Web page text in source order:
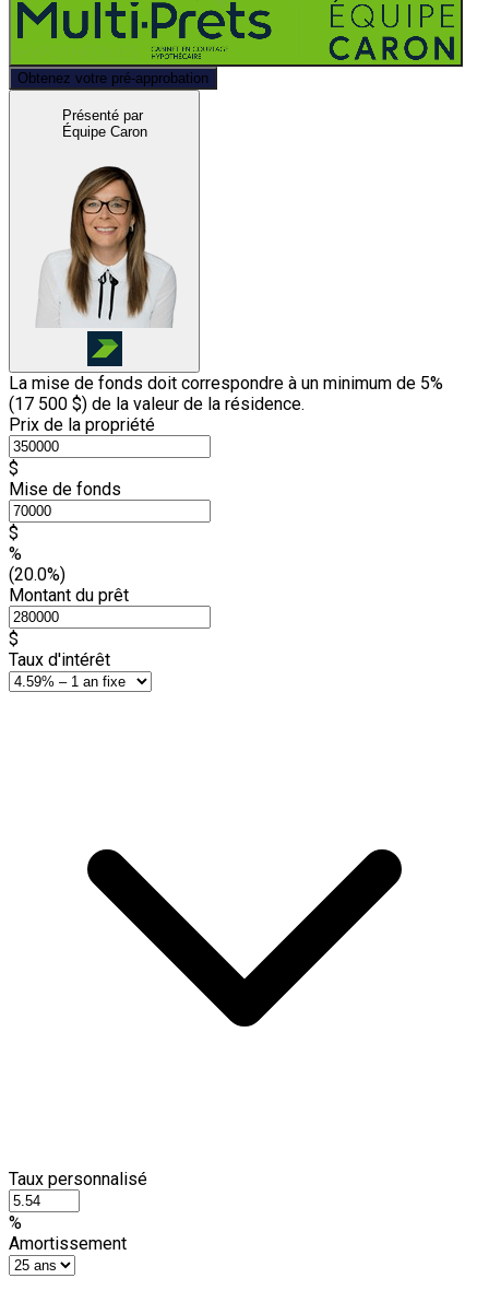
Obtenez votre pré-approbation
Présenté par
Équipe Caron
La mise de fonds doit correspondre à un minimum de 5%
(17 500 $) de la valeur de la résidence.
Prix de la propriété
$
Mise de fonds
$
%
(20.0%)
Montant du prêt
$
Taux d'intérêt
Taux personnalisé
%
Amortissement